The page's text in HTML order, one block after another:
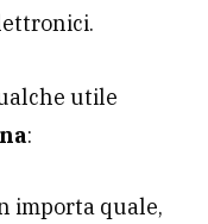
utile
:
importa quale,